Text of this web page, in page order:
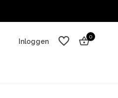
Inloggen
0